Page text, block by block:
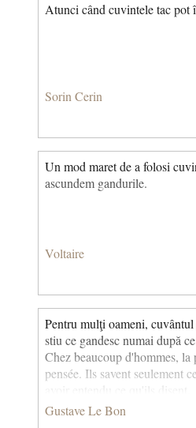
Atunci când cuvintele tac pot
Sorin Cerin
Un mod maret de a folosi
ascundem gandurile.
Voltaire
Pentru mulţi oameni,
stiu ce gandesc numai după
Chez beaucoup d'hommes, la
pensée. Ils savent seulement
avoir entendu ce qu'ils
temps présent)
Gustave Le Bon